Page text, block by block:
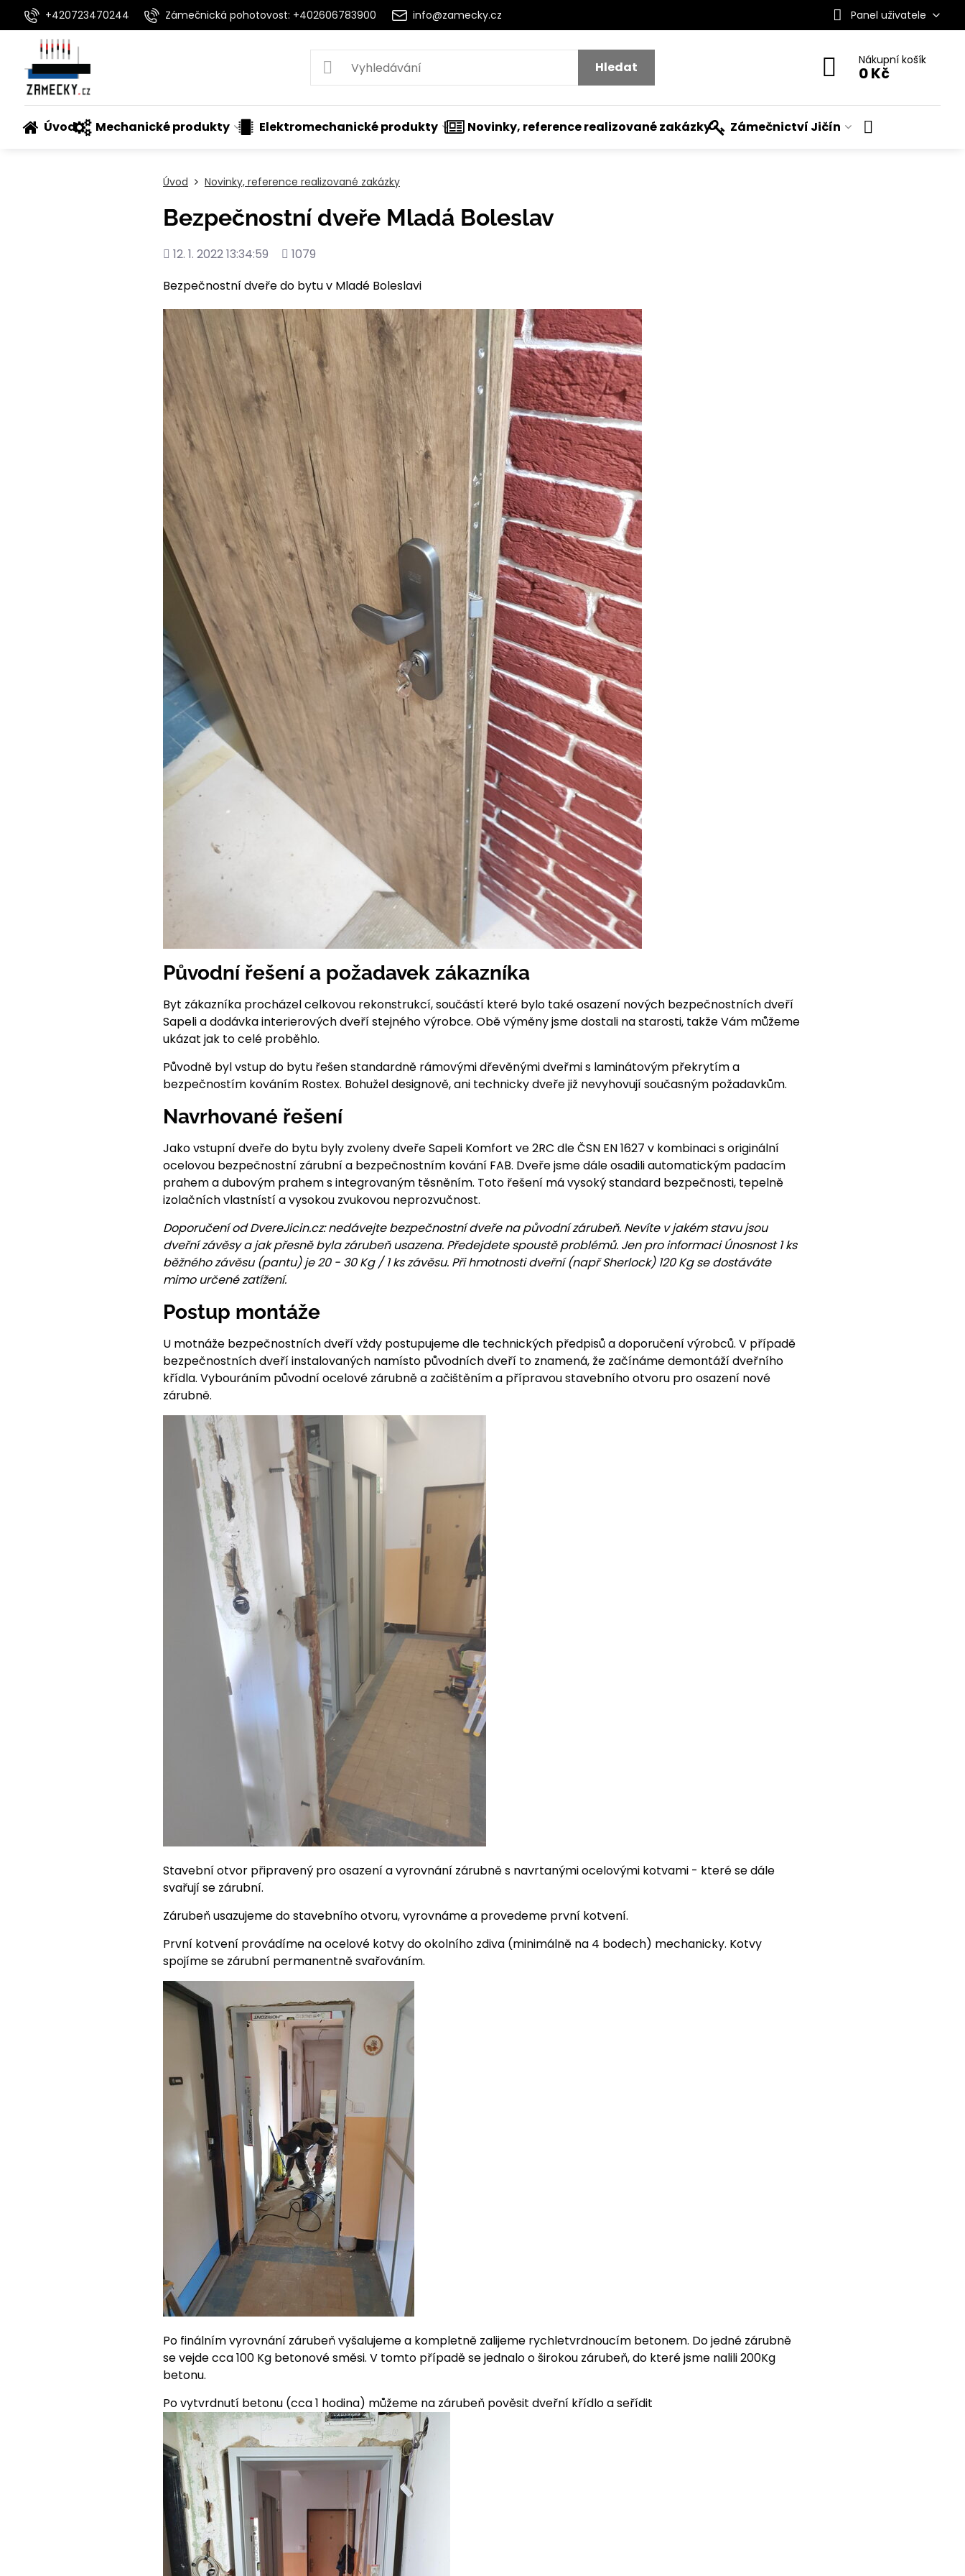
+420723470244 Zámečnická pohotovost: +402606783900 info@zamecky.cz Panel uživatele
Hledat Nákupní košík
0 Kč
Úvod Mechanické produkty Elektromechanické produkty Novinky, reference realizované zakázky Zámečnictví Jičín
Úvod Novinky, reference realizované zakázky
Bezpečnostní dveře Mladá Boleslav
Přidáno
12. 1. 2022 13:34:59
Počet
1079
Bezpečnostní dveře do bytu v Mladé Boleslavi
Původní řešení a požadavek zákazníka
Byt zákazníka procházel celkovou rekonstrukcí, součástí které bylo také osazení nových bezpečnostních dveří
Sapeli a dodávka interierových dveří stejného výrobce. Obě výměny jsme dostali na starosti, takže Vám můžeme
ukázat jak to celé proběhlo.
Původně byl vstup do bytu řešen standardně rámovými dřevěnými dveřmi s laminátovým překrytím a
bezpečnostím kováním Rostex. Bohužel designově, ani technicky dveře již nevyhovují současným požadavkům.
Navrhované řešení
Jako vstupní dveře do bytu byly zvoleny dveře Sapeli Komfort ve 2RC dle ČSN EN 1627 v kombinaci s originální
ocelovou bezpečnostní zárubní a bezpečnostním kování FAB. Dveře jsme dále osadili automatickým padacím
prahem a dubovým prahem s integrovaným těsněním. Toto řešení má vysoký standard bezpečnosti, tepelně
izolačních vlastnístí a vysokou zvukovou neprozvučnost.
Doporučení od DvereJicin.cz: nedávejte bezpečnostní dveře na původní zárubeň. Nevíte v jakém stavu jsou
dveřní závěsy a jak přesně byla zárubeň usazena. Předejdete spoustě problémů. Jen pro informaci Únosnost 1 ks
běžného závěsu (pantu) je 20 - 30 Kg / 1 ks závěsu. Při hmotnosti dveřní (např Sherlock) 120 Kg se dostáváte
mimo určené zatížení.
Postup montáže
U motnáže bezpečnostních dveří vždy postupujeme dle technických předpisů a doporučení výrobců. V případě
bezpečnostních dveří instalovaných namísto původních dveří to znamená, že začínáme demontáží dveřního
křídla. Vybouráním původní ocelové zárubně a začištěním a přípravou stavebního otvoru pro osazení nové
zárubně.
Stavební otvor připravený pro osazení a vyrovnání zárubně s navrtanými ocelovými kotvami - které se dále
svařují se zárubní.
Zárubeň usazujeme do stavebního otvoru, vyrovnáme a provedeme první kotvení.
První kotvení provádíme na ocelové kotvy do okolního zdiva (minimálně na 4 bodech) mechanicky. Kotvy
spojíme se zárubní permanentně svařováním.
Po finálním vyrovnání zárubeň vyšalujeme a kompletně zalijeme rychletvrdnoucím betonem. Do jedné zárubně
se vejde cca 100 Kg betonové směsi. V tomto případě se jednalo o širokou zárubeň, do které jsme nalili 200Kg
betonu.
Po vytvrdnutí betonu (cca 1 hodina) můžeme na zárubeň pověsit dveřní křídlo a seřídit